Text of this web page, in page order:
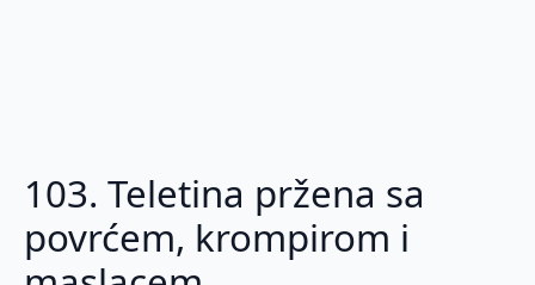
103. Teletina pržena sa
povrćem, krompirom i